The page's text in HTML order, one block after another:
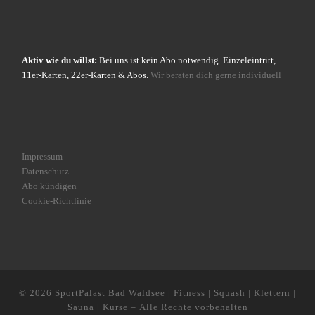
Aktiv wie du willst: Bei uns ist kein Abo notwendig. Einzeleintritt,
11er-Karten, 22er-Karten & Abos. Wir beraten dich gerne individuell
Impressum
Datenschutz
Abo kündigen
Cookie-Richtlinie
© 2026 SportPalast Bad Waldsee | Fitness | Squash | Klettern |
Sauna | Kurse – Alle Rechte vorbehalten